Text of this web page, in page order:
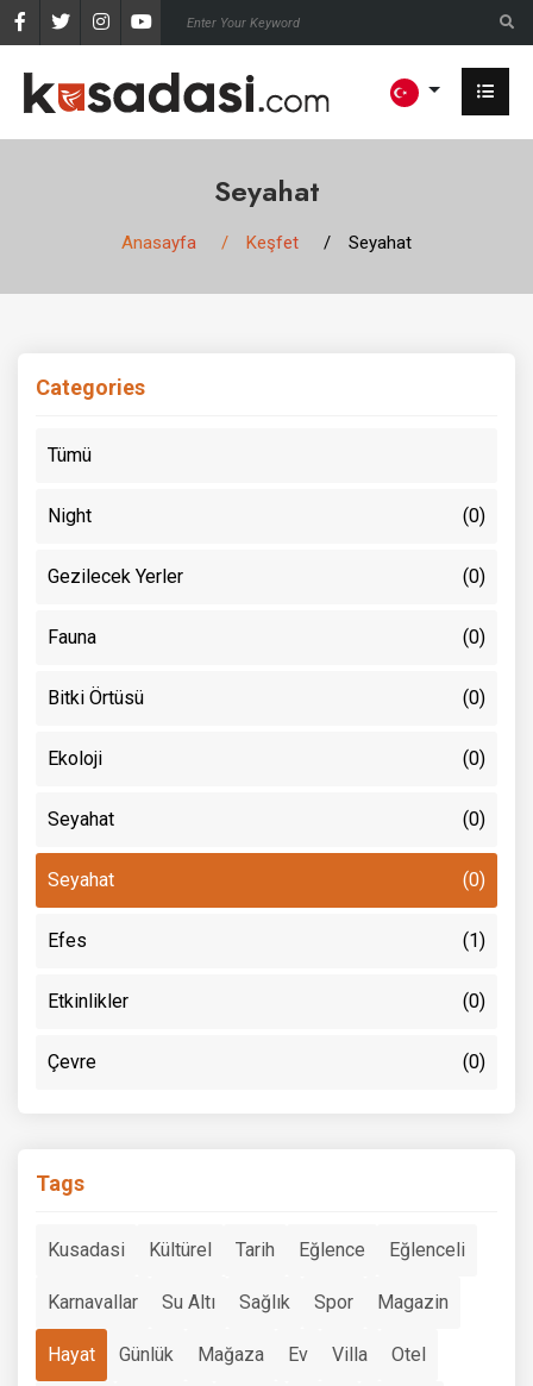
Seyahat
Anasayfa Keşfet Seyahat
Categories
Tümü
Night (0)
Gezilecek Yerler (0)
Fauna (0)
Bitki Örtüsü (0)
Ekoloji (0)
Seyahat (0)
Seyahat (0)
Efes (1)
Etkinlikler (0)
Çevre (0)
Tags
Kusadasi Kültürel Tarih Eğlence Eğlenceli
Karnavallar Su Altı Sağlık Spor Magazin
Hayat Günlük Mağaza Ev Villa Otel